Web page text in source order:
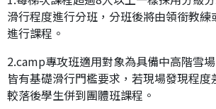
滑行程度進行分班，分班後將由領銜教
進行課程。
2.camp專攻班適用對象為具備中高階雪
皆有基礎滑行門檻要求，若現場發現程度
較落後學生併到團體班課程。